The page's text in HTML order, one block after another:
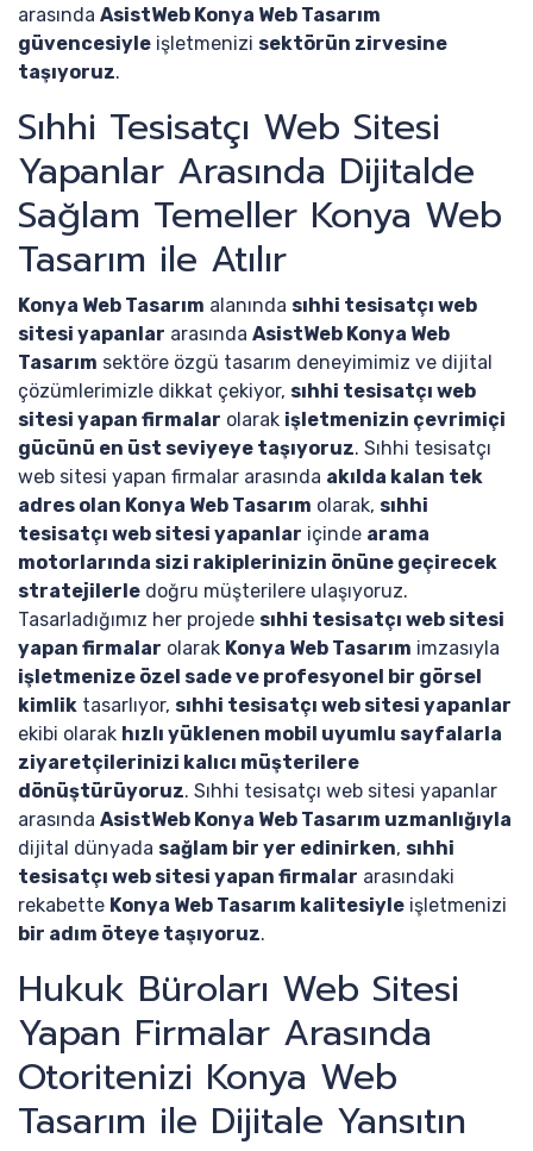
arasında AsistWeb Konya Web Tasarım
güvencesiyle işletmenizi sektörün zirvesine
taşıyoruz.
Sıhhi Tesisatçı Web Sitesi
Yapanlar Arasında Dijitalde
Sağlam Temeller Konya Web
Tasarım ile Atılır
Konya Web Tasarım alanında sıhhi tesisatçı web
sitesi yapanlar arasında AsistWeb Konya Web
Tasarım sektöre özgü tasarım deneyimimiz ve dijital
çözümlerimizle dikkat çekiyor, sıhhi tesisatçı web
sitesi yapan firmalar olarak işletmenizin çevrimiçi
gücünü en üst seviyeye taşıyoruz. Sıhhi tesisatçı
web sitesi yapan firmalar arasında akılda kalan tek
adres olan Konya Web Tasarım olarak, sıhhi
tesisatçı web sitesi yapanlar içinde arama
motorlarında sizi rakiplerinizin önüne geçirecek
stratejilerle doğru müşterilere ulaşıyoruz.
Tasarladığımız her projede sıhhi tesisatçı web sitesi
yapan firmalar olarak Konya Web Tasarım imzasıyla
işletmenize özel sade ve profesyonel bir görsel
kimlik tasarlıyor, sıhhi tesisatçı web sitesi yapanlar
ekibi olarak hızlı yüklenen mobil uyumlu sayfalarla
ziyaretçilerinizi kalıcı müşterilere
dönüştürüyoruz. Sıhhi tesisatçı web sitesi yapanlar
arasında AsistWeb Konya Web Tasarım uzmanlığıyla
dijital dünyada sağlam bir yer edinirken, sıhhi
tesisatçı web sitesi yapan firmalar arasındaki
rekabette Konya Web Tasarım kalitesiyle işletmenizi
bir adım öteye taşıyoruz.
Hukuk Büroları Web Sitesi
Yapan Firmalar Arasında
Otoritenizi Konya Web
Tasarım ile Dijitale Yansıtın